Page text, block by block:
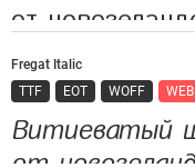
Fregat Italic
TTF
EOT WOFF WEB